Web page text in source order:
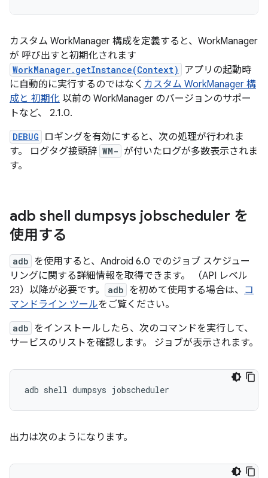
カスタム WorkManager 構成を定義すると、WorkManager
が 呼び出すと初期化されます
WorkManager.getInstance(Context)
アプリの起動時
に自動的に実行するのではなく カスタム WorkManager 構
成と 初期化 以前の WorkManager のバージョンのサポー
トなど、 2.1.0.
DEBUG
ロギングを有効にすると、次の処理が行われま
す。 ログタグ接頭辞 WM- が付いたログが多数表示されま
す。
adb shell dumpsys jobscheduler を
使用する
adb を使用すると、Android 6.0 でのジョブ スケジュー
リングに関する詳細情報を取得できます。 （API レベル
23）以降が必要です。
adb を初めて使用する場合は、 コ
マンドライン ツールをご覧ください。
adb をインストールしたら、次のコマンドを実行して、
サービスのリストを確認します。 ジョブが表示されます。
adb shell dumpsys
出力は次のようになります。